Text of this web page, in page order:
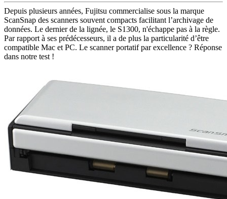
Depuis plusieurs années, Fujitsu commercialise sous la marque
ScanSnap des scanners souvent compacts facilitant l’archivage de
données. Le dernier de la lignée, le S1300, n'échappe pas à la règle.
Par rapport à ses prédécesseurs, il a de plus la particularité d’être
compatible Mac et PC. Le scanner portatif par excellence ? Réponse
dans notre test !